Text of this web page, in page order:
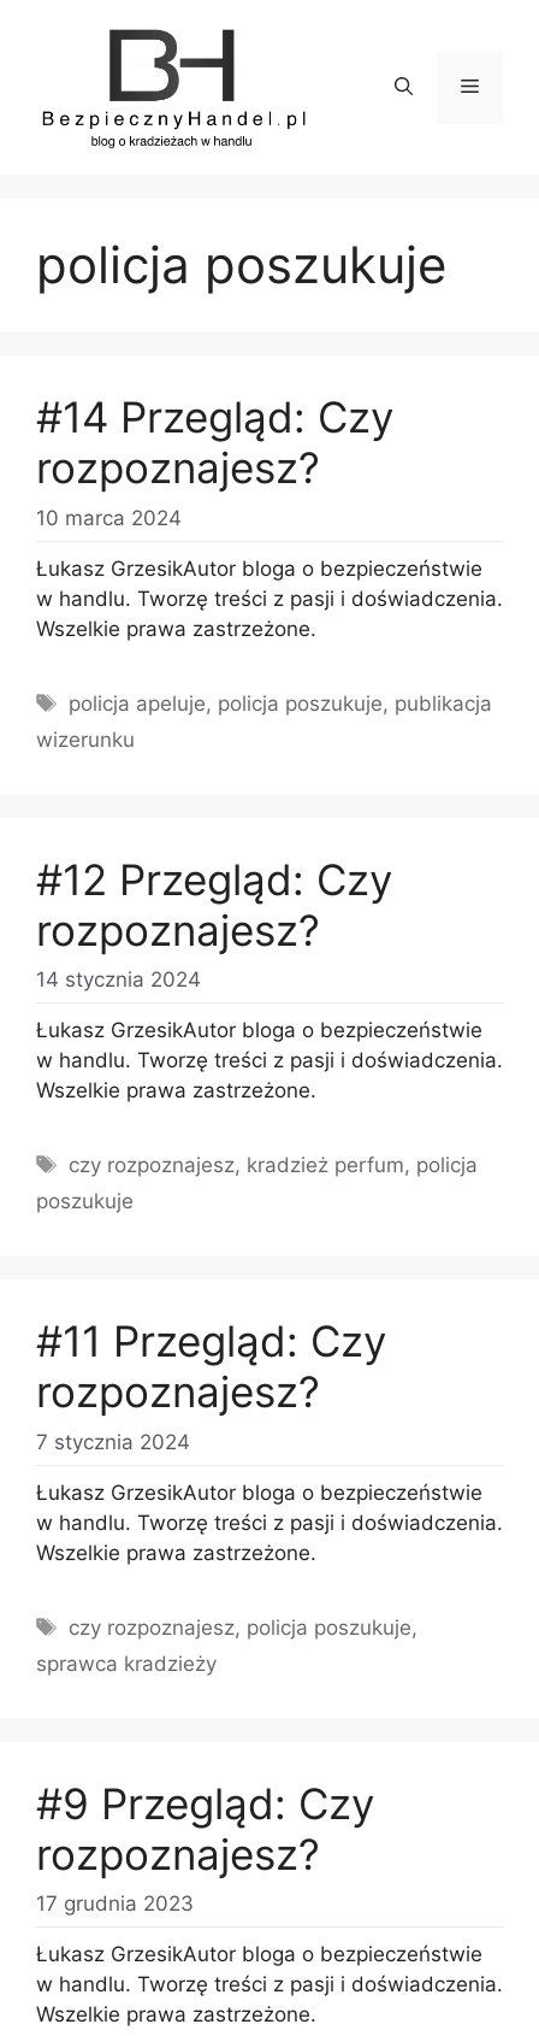
Menu
policja poszukuje
#14 Przegląd: Czy
rozpoznajesz?
10 marca 2024
Łukasz GrzesikAutor bloga o bezpieczeństwie
w handlu. Tworzę treści z pasji i doświadczenia.
Wszelkie prawa zastrzeżone.
Tagi
policja apeluje, policja poszukuje, publikacja
wizerunku
#12 Przegląd: Czy
rozpoznajesz?
14 stycznia 2024
Łukasz GrzesikAutor bloga o bezpieczeństwie
w handlu. Tworzę treści z pasji i doświadczenia.
Wszelkie prawa zastrzeżone.
Tagi
czy rozpoznajesz, kradzież perfum, policja
poszukuje
#11 Przegląd: Czy
rozpoznajesz?
7 stycznia 2024
Łukasz GrzesikAutor bloga o bezpieczeństwie
w handlu. Tworzę treści z pasji i doświadczenia.
Wszelkie prawa zastrzeżone.
Tagi
czy rozpoznajesz, policja poszukuje,
sprawca kradzieży
#9 Przegląd: Czy
rozpoznajesz?
17 grudnia 2023
Łukasz GrzesikAutor bloga o bezpieczeństwie
w handlu. Tworzę treści z pasji i doświadczenia.
Wszelkie prawa zastrzeżone.